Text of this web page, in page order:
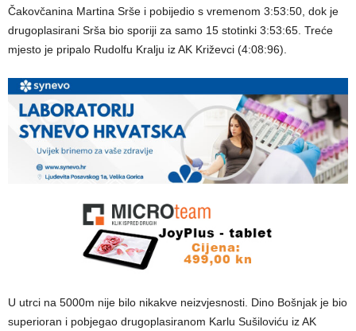
Čakovčanina Martina Srše i pobijedio s vremenom 3:53:50, dok je
drugoplasirani Srša bio sporiji za samo 15 stotinki 3:53:65. Treće
mjesto je pripalo Rudolfu Kralju iz AK Križevci (4:08:96).
U utrci na 5000m nije bilo nikakve neizvjesnosti. Dino Bošnjak je bio
superioran i pobjegao drugoplasiranom Karlu Sušiloviću iz AK